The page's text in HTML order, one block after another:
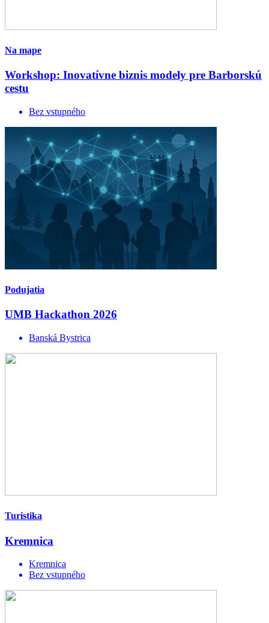
Na mape
Workshop: Inovatívne biznis modely pre Barborskú
cestu
Bez vstupného
Podujatia
UMB Hackathon 2026
Banská Bystrica
Turistika
Kremnica
Kremnica
Bez vstupného